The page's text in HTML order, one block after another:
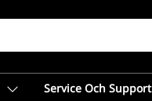
Service Och Support